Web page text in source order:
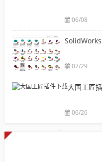
06/08
07/29
大国工匠
06/26